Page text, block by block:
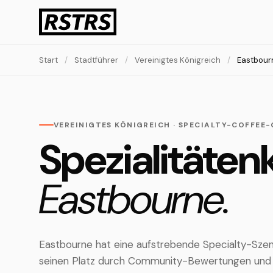
Start / Stadtführer / Vereinigtes Königreich /
VEREINIGTES KÖNIGREICH · SPECIALTY-COFFEE-
Eastbourne.
Eastbourne hat eine aufstrebende Specialty-
seinen Platz durch Community-Bewertungen